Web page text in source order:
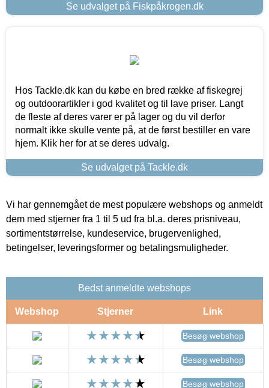
Se udvalget på Fiskpåkrogen.dk
Hos Tackle.dk kan du købe en bred række af fiskegrej
og outdoorartikler i god kvalitet og til lave priser. Langt
de fleste af deres varer er på lager og du vil derfor
normalt ikke skulle vente på, at de først bestiller en vare
hjem. Klik her for at se deres udvalg.
Se udvalget på Tackle.dk
Vi har gennemgået de mest populære webshops og anmeldt
dem med stjerner fra 1 til 5 ud fra bl.a. deres prisniveau,
sortimentstørrelse, kundeservice, brugervenlighed,
betingelser, leveringsformer og betalingsmuligheder.
Bedst anmeldte webshops
Webshop Stjerner Link
Besøg webshop
Besøg webshop
Besøg webshop